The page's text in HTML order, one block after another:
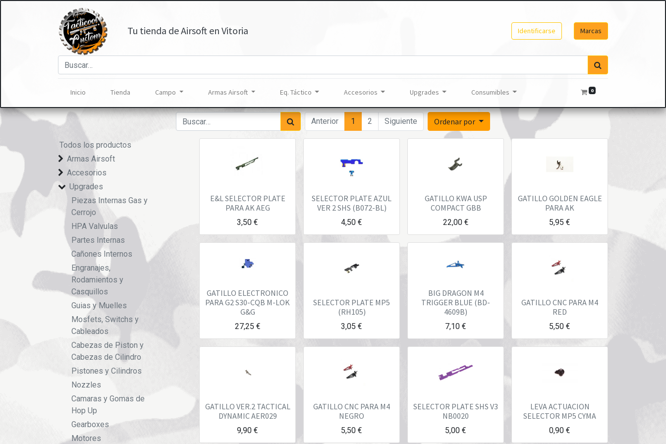
Tu tienda de Airsoft en Vitoria Identificarse Marcas
Inicio Tienda Campo Armas Airsoft Eq. Táctico Accesorios Upgrades Consumibles 0
Anterior 1 2 Siguiente Ordenar por
Todos los productos
Armas Airsoft
Accesorios
Upgrades
Piezas Internas Gas y
Cerrojo
HPA Valvulas
Partes Internas
Cañones Internos
Engranajes,
Rodamientos y
Casquillos
Guias y Muelles
Mosfets, Switchs y
Cableados
Cabezas de Piston y
Cabezas de Cilindro
Pistones y Cilindros
Nozzles
Camaras y Gomas de
Hop Up
Gearboxes
Motores
E&L SELECTOR PLATE
PARA AK AEG
3,50 €
SELECTOR PLATE AZUL
VER 2 SHS (B072-BL)
4,50 €
GATILLO KWA USP
COMPACT GBB
22,00€
GATILLO GOLDEN EAGLE
PARA AK
5,95 €
GATILLO ELECTRONICO
PARA G2 S30-CQB M-LOK
G&G
27,25 €
SELECTOR PLATE MP5
(RH105)
3,05 €
BIG DRAGON M4
TRIGGER BLUE (BD-
4609B)
7,10 €
GATILLO CNC PARA M4
RED
5,50 €
GATILLO VER.2 TACTICAL
DYNAMIC AER029
9,90 €
GATILLO CNC PARA M4
NEGRO
5,50 €
SELECTOR PLATE SHS V3
NB0020
5,00 €
LEVA ACTUACION
SELECTOR MP5 CYMA
0,90 €